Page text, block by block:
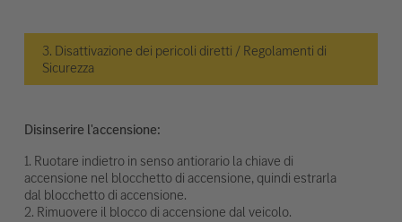
3. Disattivazione dei pericoli diretti / Regolamenti di
Sicurezza
Disinserire l'accensione:
1. Ruotare indietro in senso antiorario la chiave di
accensione nel blocchetto di accensione, quindi estrarla
dal blocchetto di accensione.
2. Rimuovere il blocco di accensione dal veicolo.